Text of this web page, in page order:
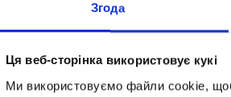
Згода
Ця веб-сторінка використовує кукі
Ми використовуємо файли cookie, щоб